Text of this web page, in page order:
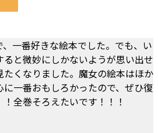
一番好きな絵本でした。でも、い
と微妙にしかないようが思い出せ
くなりました。魔女の絵本はほか
一番おもしろかったので、ぜひ復
全巻そろえたいです！！！